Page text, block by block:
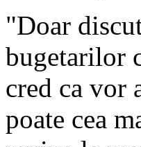
"Doar
bugetarilor
cred ca vor
poate cea